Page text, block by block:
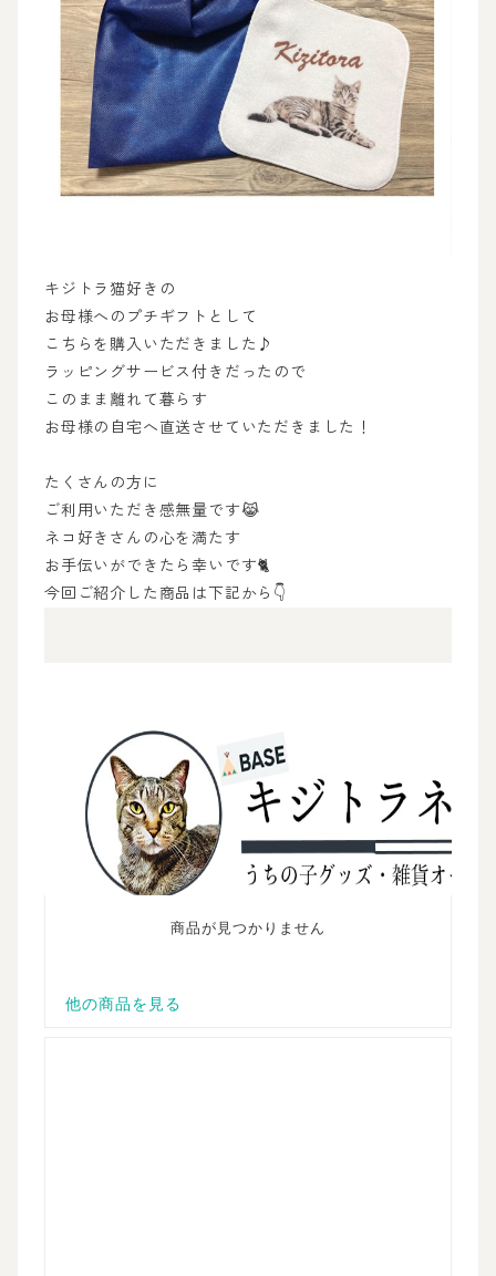
キジトラ猫好きの
お母様へのプチギフトとして
こちらを購入いただきました♪
ラッピングサービス付きだったので
このまま離れて暮らす
お母様の自宅へ直送させていただきました！
たくさんの方に
ご利用いただき感無量です😹
ネコ好きさんの心を満たす
お手伝いができたら幸いです🐈
今回ご紹介した商品は下記から👇